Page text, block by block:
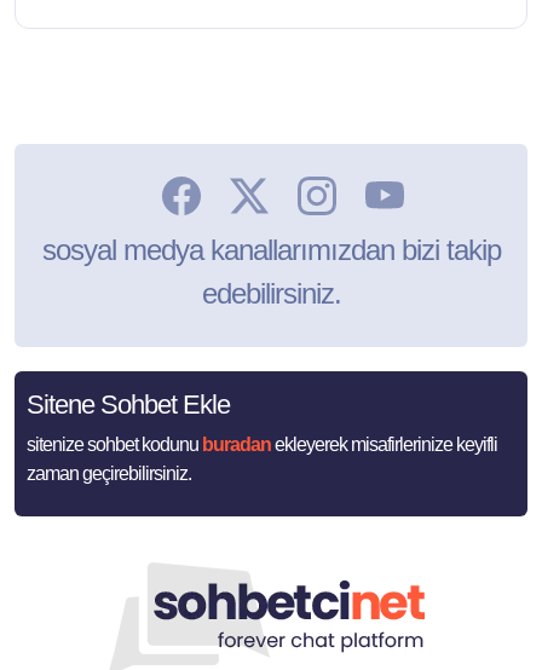
sosyal medya kanallarımızdan bizi takip
edebilirsiniz.
Sitene Sohbet Ekle
sitenize sohbet kodunu buradanekleyerek misafirlerinize keyifli
zaman geçirebilirsiniz.